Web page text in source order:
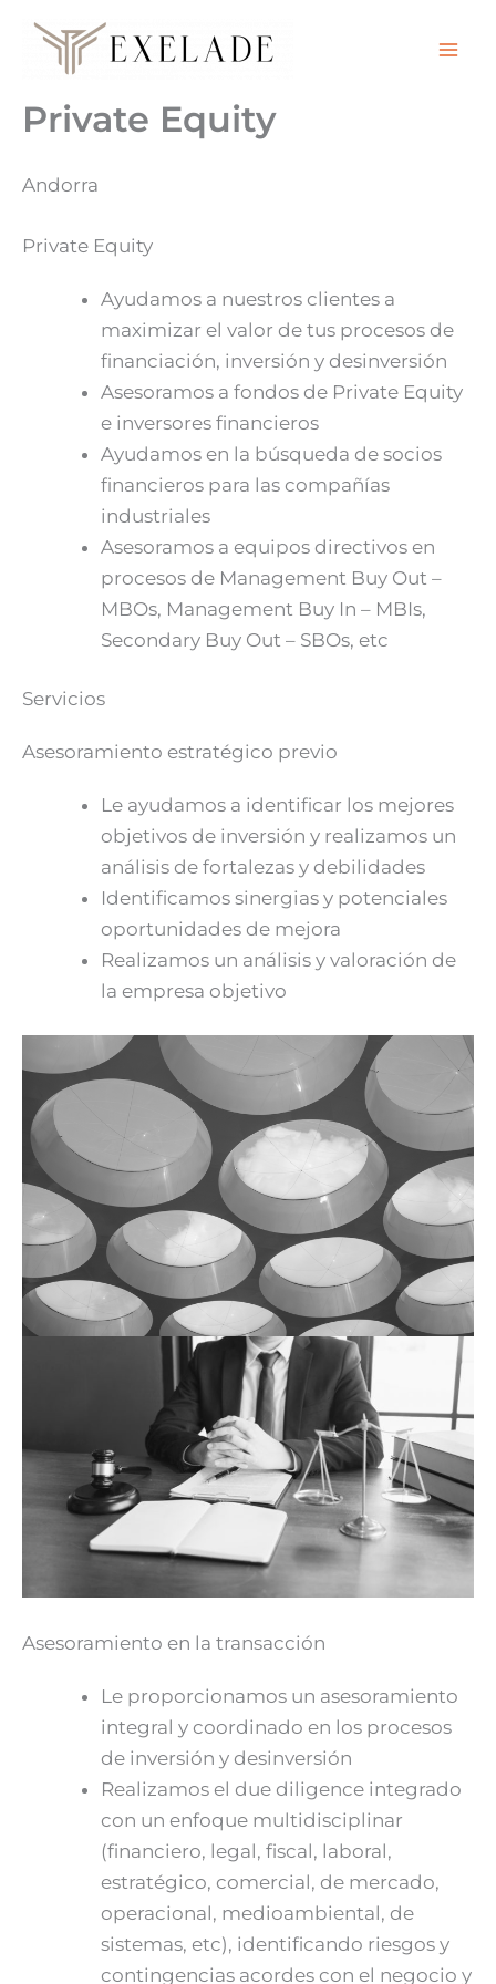
contenido
Private Equity
Andorra
Private Equity
Ayudamos a nuestros clientes a
maximizar el valor de tus procesos de
financiación, inversión y desinversión
Asesoramos a fondos de Private Equity
e inversores financieros
Ayudamos en la búsqueda de socios
financieros para las compañías
industriales
Asesoramos a equipos directivos en
procesos de Management Buy Out –
MBOs, Management Buy In – MBIs,
Secondary Buy Out – SBOs, etc
Servicios
Asesoramiento estratégico previo
Le ayudamos a identificar los mejores
objetivos de inversión y realizamos un
análisis de fortalezas y debilidades
Identificamos sinergias y potenciales
oportunidades de mejora
Realizamos un análisis y valoración de
la empresa objetivo
Asesoramiento en la transacción
Le proporcionamos un asesoramiento
integral y coordinado en los procesos
de inversión y desinversión
Realizamos el due diligence integrado
con un enfoque multidisciplinar
(financiero, legal, fiscal, laboral,
estratégico, comercial, de mercado,
operacional, medioambiental, de
sistemas, etc), identificando riesgos y
contingencias acordes con el negocio y